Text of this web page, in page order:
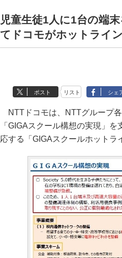
児童生徒1人に1台の端
てドコモがホットライ
ポスト リスト シェ
NTTドコモは、NTTグループ
「GIGAスクール構想の実現」
応する「GIGAスクールホットラ